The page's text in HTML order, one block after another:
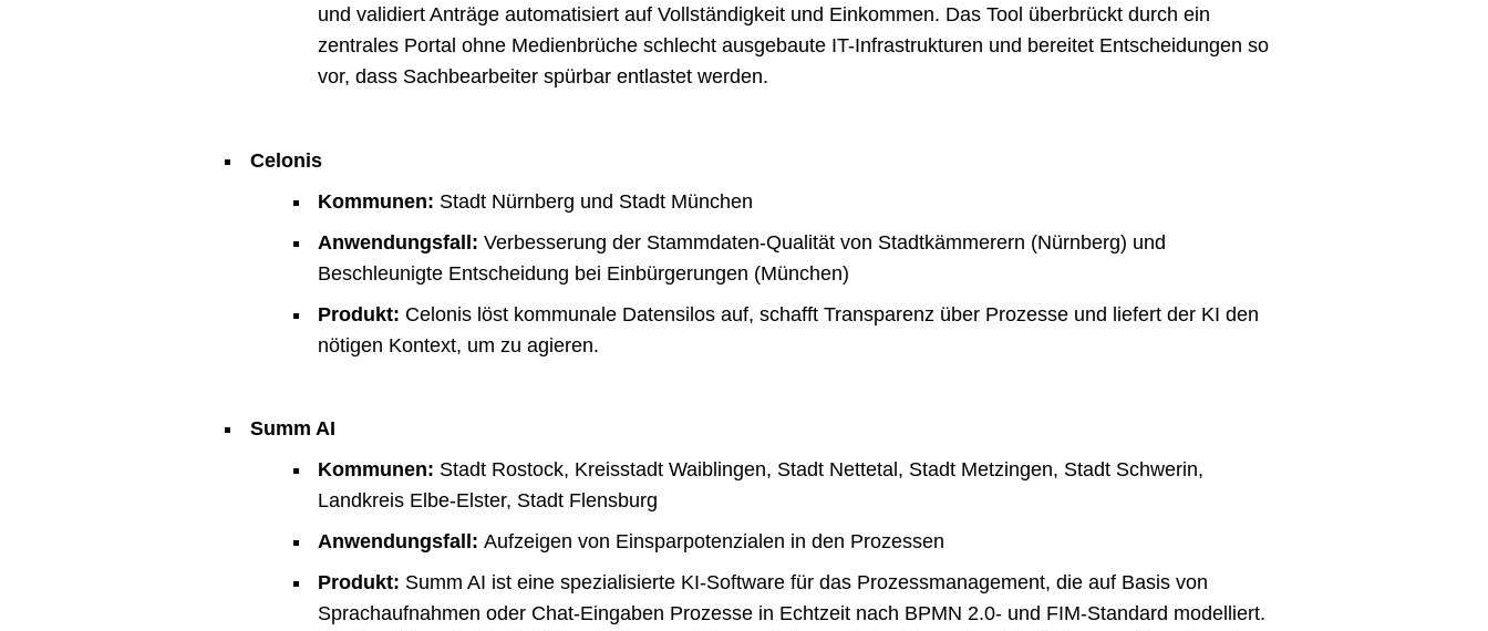
und validiert Anträge automatisiert auf Vollständigkeit und Einkommen. Das Tool überbrückt durch ein
zentrales Portal ohne Medienbrüche schlecht ausgebaute IT-Infrastrukturen und bereitet Entscheidungen so
vor, dass Sachbearbeiter spürbar entlastet werden.
Celonis
Kommunen: Stadt Nürnberg und Stadt München
Anwendungsfall: Verbesserung der Stammdaten-Qualität von Stadtkämmerern (Nürnberg) und
Beschleunigte Entscheidung bei Einbürgerungen (München)
Produkt: Celonis löst kommunale Datensilos auf, schafft Transparenz über Prozesse und liefert der KI den
nötigen Kontext, um zu agieren.
Summ AI
Kommunen: Stadt Rostock, Kreisstadt Waiblingen, Stadt Nettetal, Stadt Metzingen, Stadt Schwerin,
Landkreis Elbe-Elster, Stadt Flensburg
Anwendungsfall: Aufzeigen von Einsparpotenzialen in den Prozessen
Produkt: Summ AI ist eine spezialisierte KI-Software für das Prozessmanagement, die auf Basis von
Sprachaufnahmen oder Chat-Eingaben Prozesse in Echtzeit nach BPMN 2.0- und FIM-Standard modelliert.